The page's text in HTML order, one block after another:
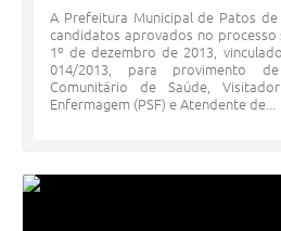
A Prefeitura Municipal de Patos
candidatos aprovados no
1º de dezembro de 2013,
014/2013, para provimento
Comunitário de Saúde,
Enfermagem (PSF) e Atendente de...